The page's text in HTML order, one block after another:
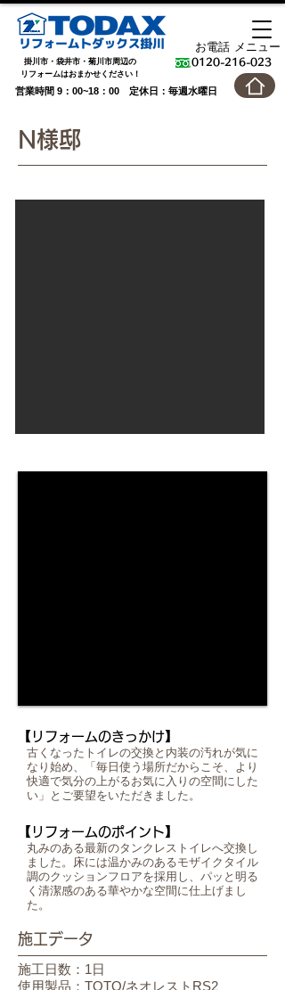
お電話 メニュー
掛川市・袋井市・菊川市周辺の
​リフォームはおまかせください！
0120-216-023
営業時間 9：00~18：00 定休日：毎週水曜日
N様邸
【リフォームのきっかけ】
古くなったトイレの交換と内装の汚れが気に
なり始め、「毎日使う場所だからこそ、より
快適で気分の上がるお気に入りの空間にした
い」とご要望をいただきました。
【リフォームのポイント】
丸みのある最新のタンクレストイレへ交換し
ました。床には温かみのあるモザイクタイル
調のクッションフロアを採用し、パッと明る
く清潔感のある華やかな空間に仕上げまし
た。
施工データ
施工日数：1日
使用製品：TOTO/ネオレストRS2